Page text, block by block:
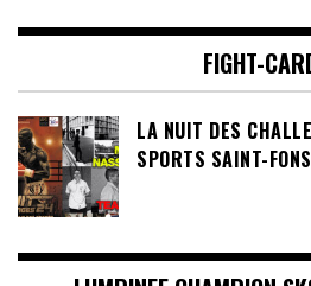
FIGHT-
LA NUIT DES
SPORTS SAINT-